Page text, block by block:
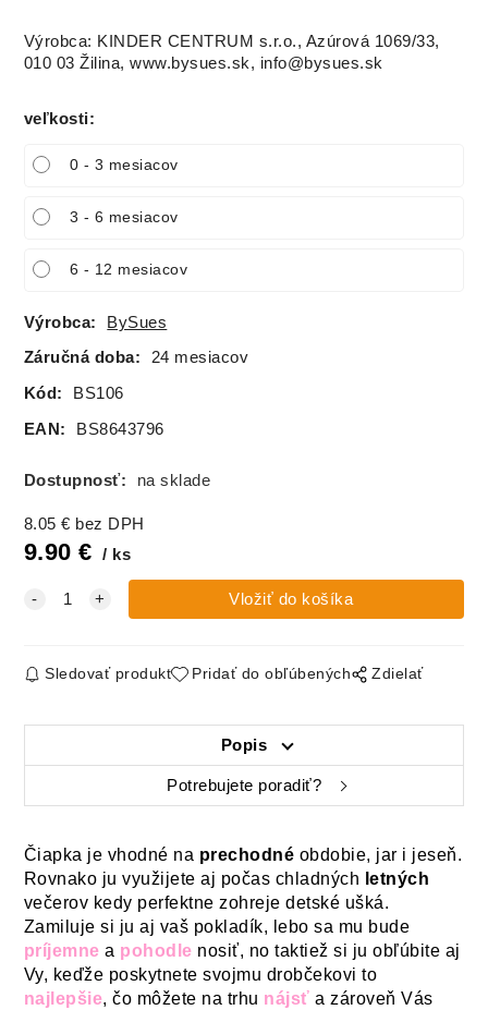
Výrobca: KINDER CENTRUM s.r.o., Azúrová 1069/33,
010 03 Žilina, www.bysues.sk, info@bysues.sk
veľkosti:
0 - 3 mesiacov
3 - 6 mesiacov
6 - 12 mesiacov
Výrobca: BySues
Záručná doba: 24 mesiacov
Kód: BS106
EAN: BS8643796
Dostupnosť: na sklade
8.05 € bez DPH
9.90 € ks
Sledovať produkt Pridať do obľúbených Zdielať
Popis
Potrebujete poradiť?
Čiapka je vhodné na prechodné obdobie, jar i jeseň.
Rovnako ju využijete aj počas chladných letných
večerov kedy perfektne zohreje detské ušká.
Zamiluje si ju aj vaš pokladík, lebo sa mu bude
príjemne a pohodle nosiť, no taktiež si ju obľúbite aj
Vy, keďže poskytnete svojmu drobčekovi to
najlepšie, čo môžete na trhu nájsť a zároveň Vás